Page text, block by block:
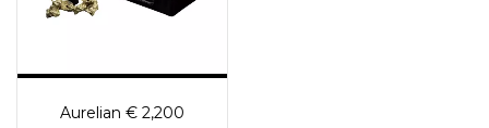
Aurelian € 2,200